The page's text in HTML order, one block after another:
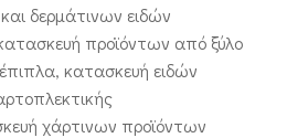
δερμάτινων ειδών
προϊόντων από ξύλο
κατασκευή ειδών
χάρτινων προϊόντων